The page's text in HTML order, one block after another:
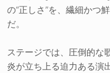
の“正しさ”を、繊細かつ
だ。
ステージでは、圧倒的な
炎が立ち上る迫力ある演